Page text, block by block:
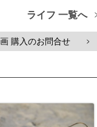
ライフ 一覧へ
購入のお問合せ >